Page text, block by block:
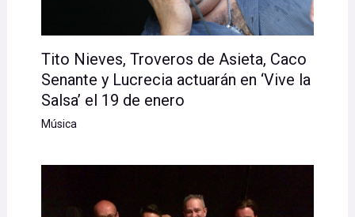
Tito Nieves, Troveros de Asieta, Caco
Senante y Lucrecia actuarán en ‘Vive la
Salsa’ el 19 de enero
Música